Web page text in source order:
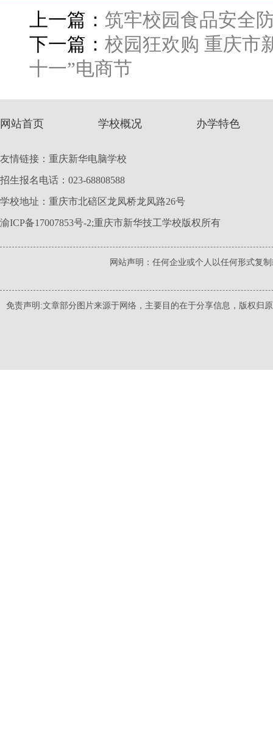
上一篇： 筑牢校园食品安全
下一篇： 校园狂欢购 重庆市
十一”电商节
网站首页 学校概况 办学特色
友情链接： 重庆新华电脑学校
招生报名电话：023-68808588
学校地址：重庆市北碚区龙凤桥龙凤路26号
渝ICP备17007853号-2;重庆市新华技工学校版权所有
网站声明：任何企业或个人以任何形式复
免责声明:文章部分图片来源于网络，主要目的在于分享信息，版权归